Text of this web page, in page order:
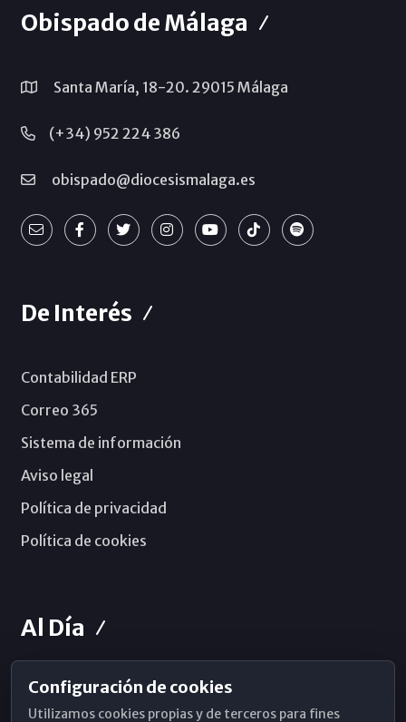
Obispado de Málaga
Santa María, 18-20. 29015 Málaga
(+34) 952 224 386
obispado@diocesismalaga.es
De Interés
Contabilidad ERP
Correo 365
Sistema de información
Aviso legal
Política de privacidad
Política de cookies
Al Día
Horarios de Misa
Configuración de cookies
Utilizamos cookies propias y de terceros para fines